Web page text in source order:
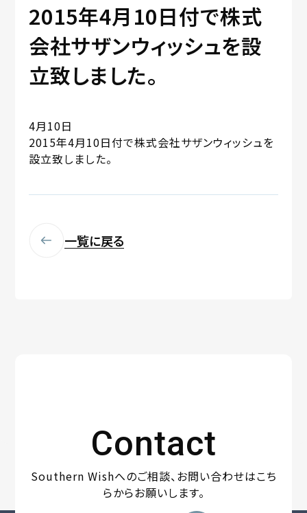
2015年4月10日付で株式
会社サザンウィッシュを設
立致しました。
4月10日
2015年4月10日付で株式会社サザンウィッシュを
設立致しました。
一覧に戻る
Contact
Southern Wishへのご相談、お問い合わせはこち
らからお願いします。